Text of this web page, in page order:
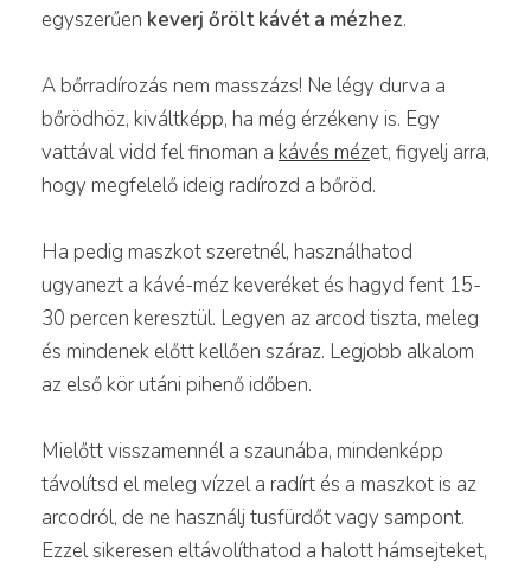
egyszerűen keverj őrölt kávét a mézhez.
A bőrradírozás nem masszázs! Ne légy durva a
bőrödhöz, kiváltképp, ha még érzékeny is. Egy
vattával vidd fel finoman a kávés mézet, figyelj arra,
hogy megfelelő ideig radírozd a bőröd.
Ha pedig maszkot szeretnél, használhatod
ugyanezt a kávé-méz keveréket és hagyd fent 15-
30 percen keresztül. Legyen az arcod tiszta, meleg
és mindenek előtt kellően száraz. Legjobb alkalom
az első kör utáni pihenő időben.
Mielőtt visszamennél a szaunába, mindenképp
távolítsd el meleg vízzel a radírt és a maszkot is az
arcodról, de ne használj tusfürdőt vagy sampont.
Ezzel sikeresen eltávolíthatod a halott hámsejteket,